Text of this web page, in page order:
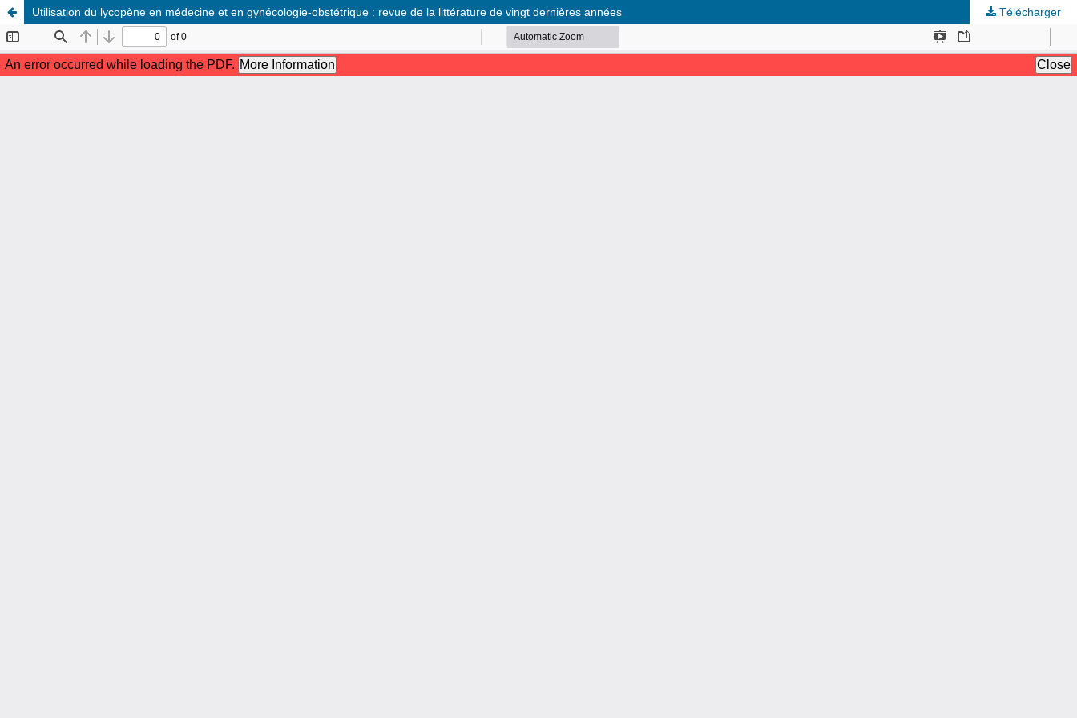
Utilisation du lycopène en médecine et en gynécologie-obstétrique : revue de la littérature de vingt dernières années Télécharger